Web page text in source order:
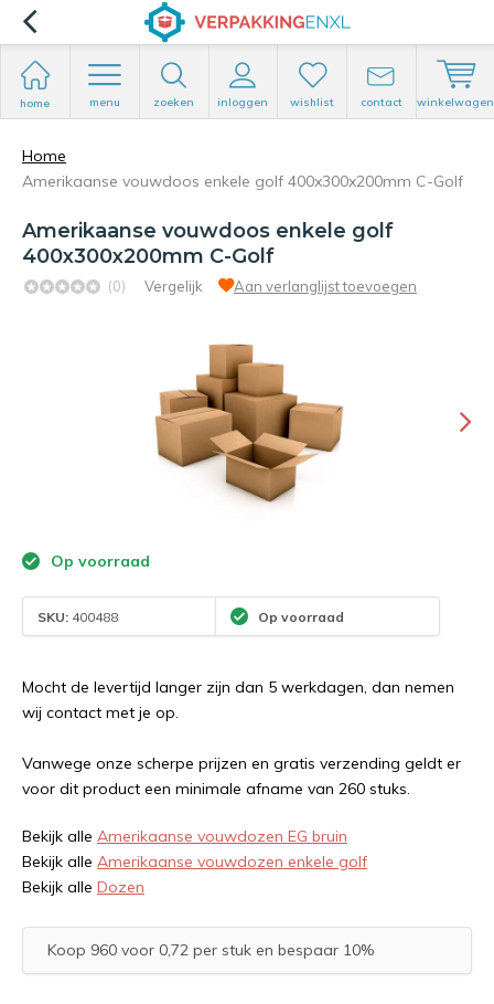
home menu zoeken inloggen wishlist contact winkelwagen
Home
Amerikaanse vouwdoos enkele golf 400x300x200mm C-Golf
Amerikaanse vouwdoos enkele golf
400x300x200mm C-Golf
(0) Vergelijk Aan verlanglijst toevoegen
Op voorraad
SKU: 400488 Op voorraad
Mocht de levertijd langer zijn dan 5 werkdagen, dan nemen
wij contact met je op.
Vanwege onze scherpe prijzen en gratis verzending geldt er
voor dit product een minimale afname van 260 stuks.
Bekijk alle Amerikaanse vouwdozen EG bruin
Bekijk alle Amerikaanse vouwdozen enkele golf
Bekijk alle Dozen
Koop 960 voor 0,72 per stuk en bespaar 10%